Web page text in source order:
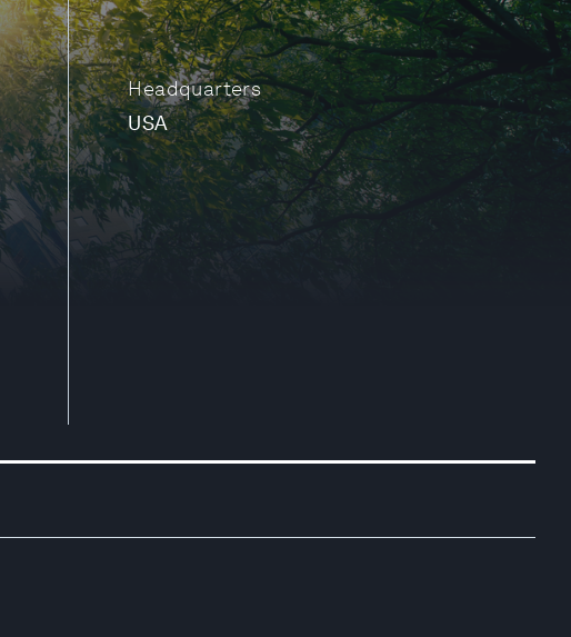
Headquarters
USA